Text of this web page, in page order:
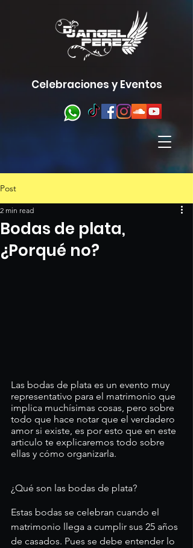
Celebraciones y Eventos
Post
Bodas de plata,
¿Porqué no?
2 min read
Las bodas de plata es un evento muy
representativo para el matrimonio que
implica muchísimas cosas, pero sobre
todo que hace notar que el verdadero
amor si existe, es por esto que en este
articulo te explicaremos todo sobre
ellas y cómo organizarla.
¿Qué son las bodas de plata?
Estas bodas se celebran cuando el
matrimonio llega a cumplir sus 25 años
de casados. Pues se debe entender lo